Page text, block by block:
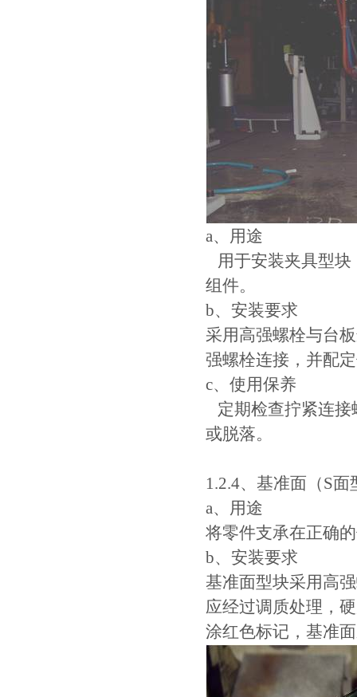
a、用途
用于安装夹具型块
组件。
b、安装要求
采用高强螺栓与台
强螺栓连接，并配
c、使用保养
定期检查拧紧连接
或脱落。
1.2.4、基准面（S
a、用途
将零件支承在正确
b、安装要求
基准面型块采用高
应经过调质处理，
涂红色标记，基准